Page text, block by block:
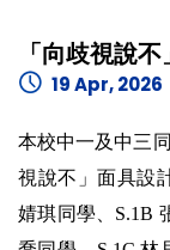
「向歧視說
19 Apr, 2026
本校中一及中三
視說不」面具設
婧琪同學、S.1B